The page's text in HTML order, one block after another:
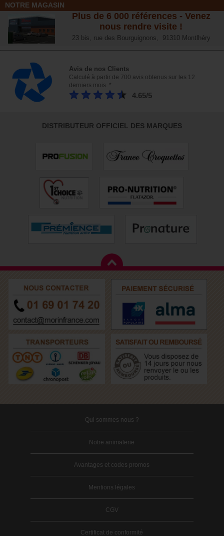
NOTRE MAGASIN
Plus de 6 000 références - Venez
nous rendre visite !
23 bis, rue des Bourguignons, 91310 Montlhéry
Avis de nos Clients
Calculé à partir de 700 avis obtenus sur les 12
derniers mois. *
4.65/5
DISTRIBUTEUR OFFICIEL DES MARQUES
Qui sommes nous ?
Notre animalerie
Avantages et codes promos
Mentions légales
CGV
Certificat de conformité